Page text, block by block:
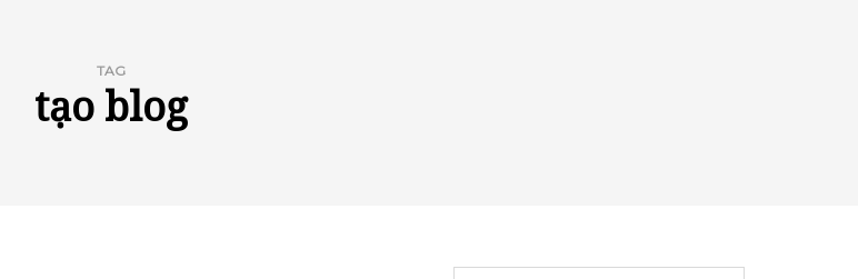
TAG
tạo blog